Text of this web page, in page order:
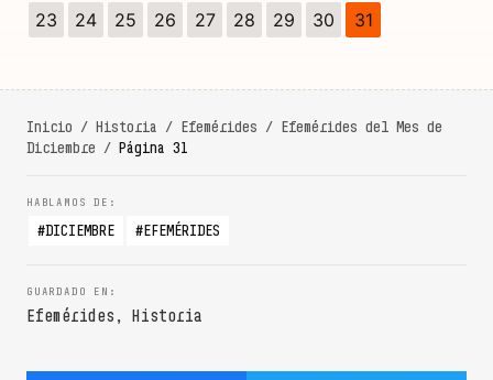
23 24 25 26 27 28 29 30 31
Inicio / Historia / Efemérides / Efemérides del Mes de
Diciembre / Página 31
DICIEMBRE EFEMÉRIDES
Efemérides , Historia